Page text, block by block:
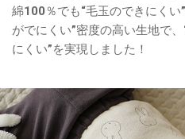
綿100％でも“毛玉のできにく
がでにくい”密度の高い生地で
にくい”を実現しました！